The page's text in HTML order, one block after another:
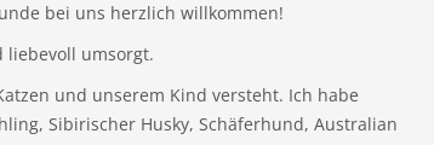
bei uns herzlich willkommen!
liebevoll umsorgt.
und unserem Kind versteht. Ich habe
Sibirischer Husky, Schäferhund, Australian